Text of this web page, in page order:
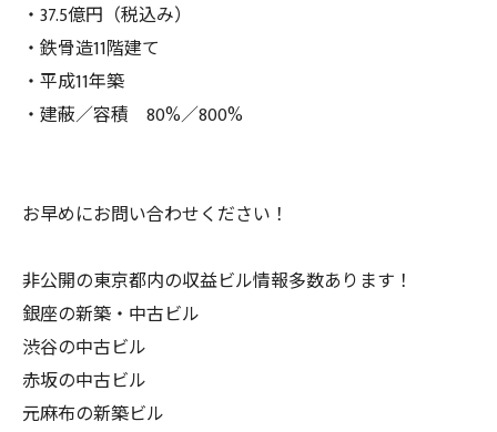
・37.5億円（税込み）
・鉄骨造11階建て
・平成11年築
・建蔽／容積 80%／800%
お早めにお問い合わせください！
非公開の東京都内の収益ビル情報多数あります！
銀座の新築・中古ビル
渋谷の中古ビル
赤坂の中古ビル
元麻布の新築ビル